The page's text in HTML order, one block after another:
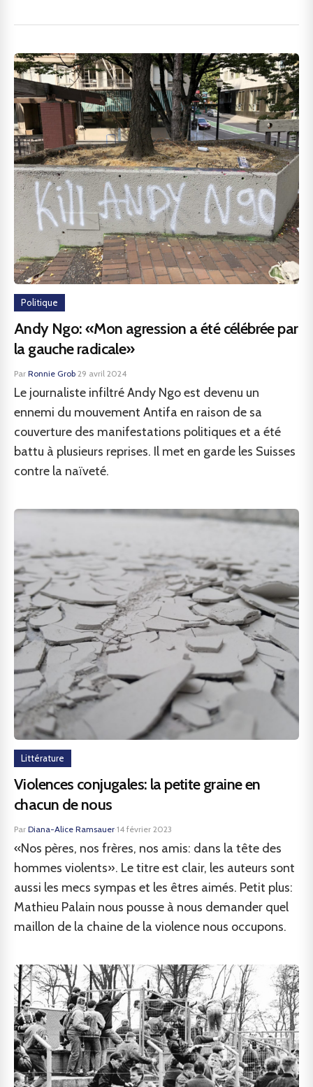
Politique
Andy Ngo: «Mon agression a été célébrée par
la gauche radicale»
Par Ronnie Grob·29 avril 2024
Le journaliste infiltré Andy Ngo est devenu un
ennemi du mouvement Antifa en raison de sa
couverture des manifestations politiques et a été
battu à plusieurs reprises. Il met en garde les Suisses
contre la naïveté.
Littérature
Violences conjugales: la petite graine en
chacun de nous
Par Diana-Alice Ramsauer·14 février 2023
«Nos pères, nos frères, nos amis: dans la tête des
hommes violents». Le titre est clair, les auteurs sont
aussi les mecs sympas et les êtres aimés. Petit plus:
Mathieu Palain nous pousse à nous demander quel
maillon de la chaine de la violence nous occupons.